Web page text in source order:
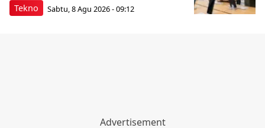
Tekno Sabtu, 8 Agu 2026 - 09:12